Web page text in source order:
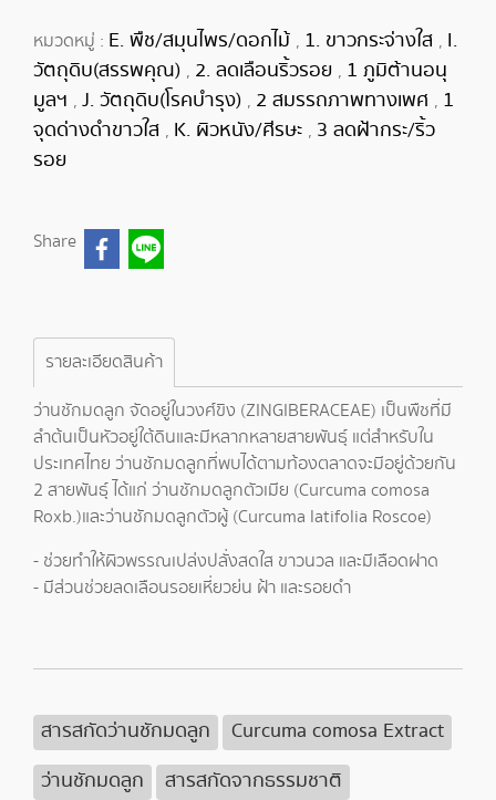
หมวดหมู่ : E. พืช/สมุนไพร/ดอกไม้ , 1. ขาวกระจ่างใส , I.
วัตถุดิบ(สรรพคุณ) , 2. ลดเลือนริ้วรอย , 1 ภูมิต้านอนุ
มูลฯ , J. วัตถุดิบ(โรคบำรุง) , 2 สมรรถภาพทางเพศ , 1
จุดด่างดำขาวใส , K. ผิวหนัง/ศีรษะ , 3 ลดฝ้ากระ/ริ้ว
รอย
Share
รายละเอียดสินค้า
ว่านชักมดลูก จัดอยู่ในวงศ์ขิง (ZINGIBERACEAE) เป็นพืชที่มี
ลำต้นเป็นหัวอยู่ใต้ดินและมีหลากหลายสายพันธุ์ แต่สำหรับใน
ประเทศไทย ว่านชักมดลูกที่พบได้ตามท้องตลาดจะมีอยู่ด้วยกัน
2 สายพันธุ์ ได้แก่ ว่านชักมดลูกตัวเมีย (Curcuma comosa
Roxb.)และว่านชักมดลูกตัวผู้ (Curcuma latifolia Roscoe)
- ช่วยทำให้ผิวพรรณเปล่งปลั่งสดใส ขาวนวล และมีเลือดฝาด
- มีส่วนช่วยลดเลือนรอยเหี่ยวย่น ฝ้า และรอยดำ
สารสกัดว่านชักมดลูก
Curcuma comosa Extract
ว่านชักมดลูก
สารสกัดจากธรรมชาติ